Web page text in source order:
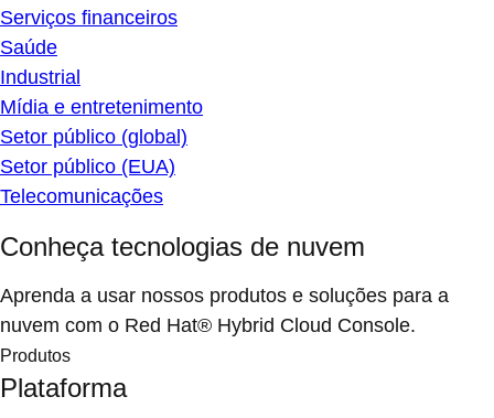
Serviços financeiros
Saúde
Industrial
Mídia e entretenimento
Setor público (global)
Setor público (EUA)
Telecomunicações
Conheça tecnologias de nuvem
Aprenda a usar nossos produtos e soluções para a
nuvem com o Red Hat® Hybrid Cloud Console.
Produtos
Plataforma